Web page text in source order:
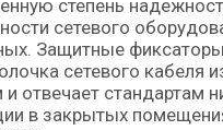
степень
сетевого
Защитные
сетевого кабеля
отвечает стандартам
в закрытых